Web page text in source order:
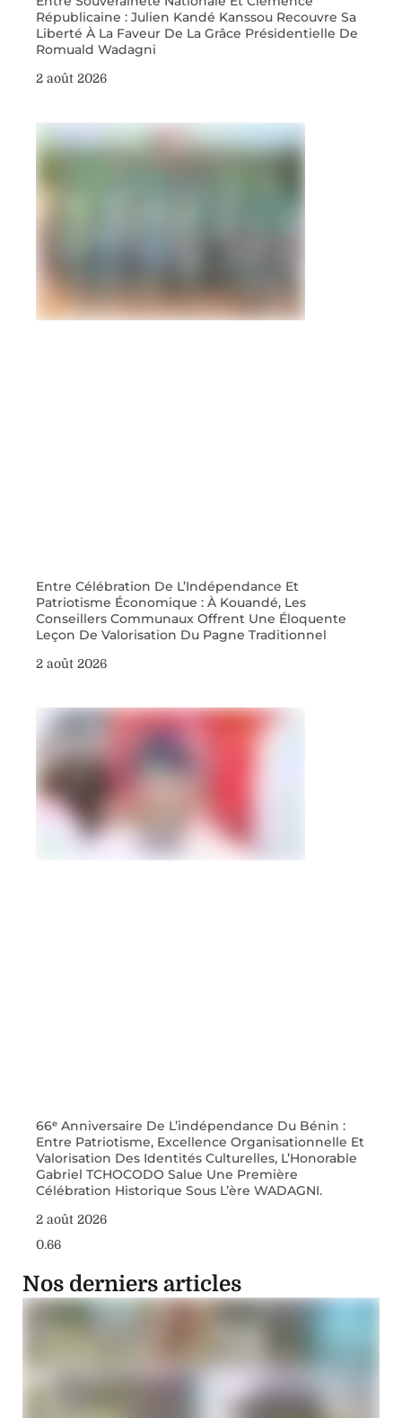
Républicaine : Julien Kandé Kanssou Recouvre Sa
Liberté À La Faveur De La Grâce Présidentielle De
Romuald Wadagni
2 août 2026
Entre Célébration De L’Indépendance Et
Patriotisme Économique : À Kouandé, Les
Conseillers Communaux Offrent Une Éloquente
Leçon De Valorisation Du Pagne Traditionnel
2 août 2026
66ᵉ Anniversaire De L’indépendance Du Bénin :
Entre Patriotisme, Excellence Organisationnelle Et
Valorisation Des Identités Culturelles, L’Honorable
Gabriel TCHOCODO Salue Une Première
Célébration Historique Sous L’ère WADAGNI.
2 août 2026
Nos derniers articles